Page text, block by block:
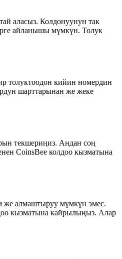
аласыз. Колдонуунун так
айланышы мүмкүн. Толук
толуктоодон кийин номердин
шарттарынан же жеке
текшериңиз. Андан соң
CoinsBee колдоо кызматына
же алмаштыруу мүмкүн эмес.
кызматына кайрылыңыз. Алар